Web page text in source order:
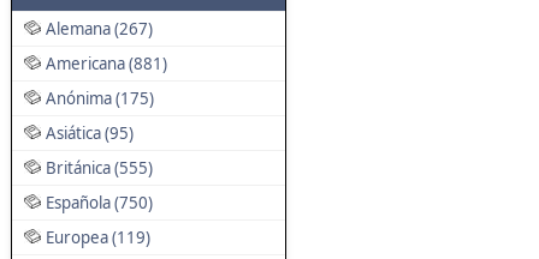
Alemana (267)
Americana (881)
Anónima (175)
Asiática (95)
Británica (555)
Española (750)
Europea (119)